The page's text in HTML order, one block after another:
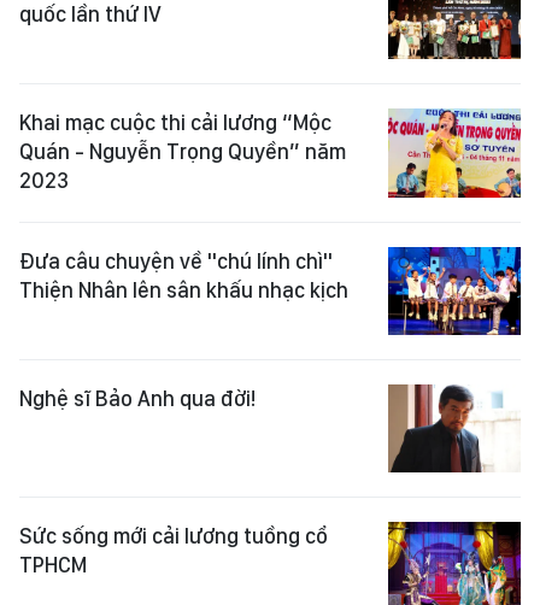
quốc lần thứ IV
Khai mạc cuộc thi cải lương “Mộc
Quán - Nguyễn Trọng Quyền” năm
2023
Đưa câu chuyện về "chú lính chì"
Thiện Nhân lên sân khấu nhạc kịch
Nghệ sĩ Bảo Anh qua đời!
Sức sống mới cải lương tuồng cổ
TPHCM